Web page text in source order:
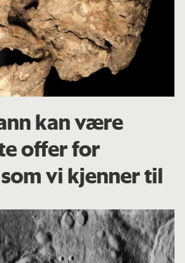
kan være
offer for
vi kjenner til